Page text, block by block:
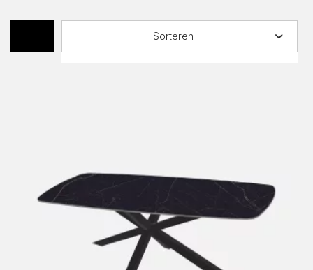
Sorteren